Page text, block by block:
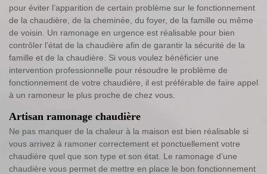
pour éviter l’apparition de certain problème sur le fonctionnement
de la chaudière, de la cheminée, du foyer, de la famille ou même
de voisin. Un ramonage en urgence est réalisable pour bien
contrôler l’état de la chaudière afin de garantir la sécurité de la
famille et de la chaudière. Si vous voulez bénéficier une
intervention professionnelle pour résoudre le problème de
fonctionnement de votre chaudière, il est préférable de faire appel
à un ramoneur le plus proche de chez vous.
Artisan ramonage chaudière
Ne pas manquer de la chaleur à la maison est bien réalisable si
vous arrivez à ramoner correctement et ponctuellement votre
chaudière quel que son type et son état. Le ramonage d’une
chaudière vous permet de mettre en place le bon fonctionnement